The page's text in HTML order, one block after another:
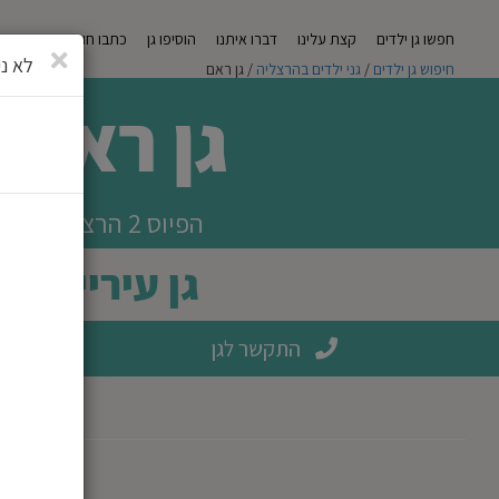
חפשו גן ילדים קצת עלינו דברו איתנו הוסיפו גן כתבו חוות דעת
חיפוש גן ילדים / גני ילדים בהרצליה / גן ראם
גן ראם
הפיוס 2 הרצליה
גן עירייה
התקשר לגן
סגירה
לא